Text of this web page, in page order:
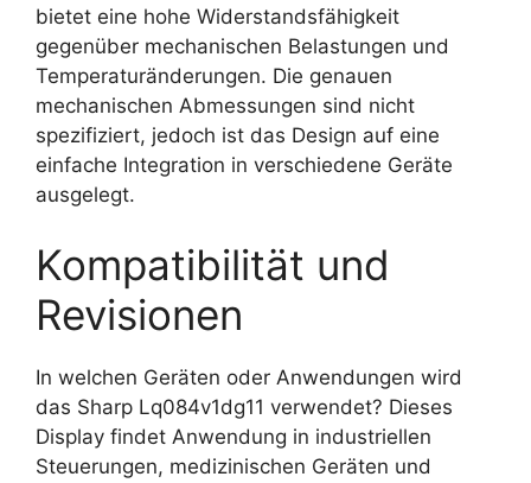
bietet eine hohe Widerstandsfähigkeit
gegenüber mechanischen Belastungen und
Temperaturänderungen. Die genauen
mechanischen Abmessungen sind nicht
spezifiziert, jedoch ist das Design auf eine
einfache Integration in verschiedene Geräte
ausgelegt.
Kompatibilität und
Revisionen
In welchen Geräten oder Anwendungen wird
das Sharp Lq084v1dg11 verwendet? Dieses
Display findet Anwendung in industriellen
Steuerungen, medizinischen Geräten und